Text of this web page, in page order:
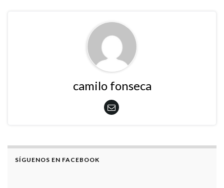
camilo fonseca
SÍGUENOS EN FACEBOOK